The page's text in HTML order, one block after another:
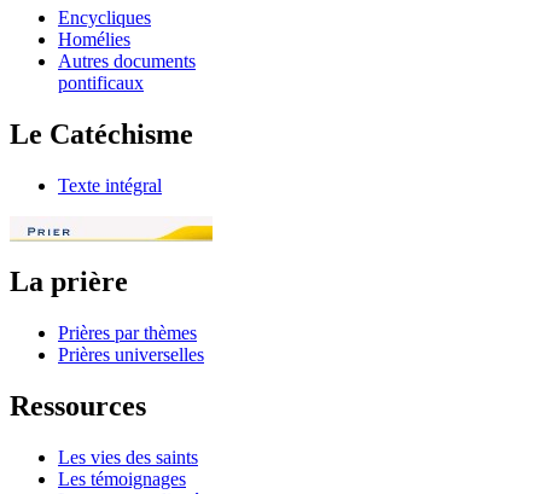
Encycliques
Homélies
Autres documents
pontificaux
Le Catéchisme
Texte intégral
La prière
Prières par thèmes
Prières universelles
Ressources
Les vies des saints
Les témoignages